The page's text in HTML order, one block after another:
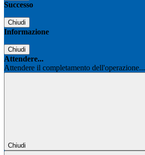
Successo
Chiudi
Informazione
Chiudi
Attendere...
Attendere il completamento dell'operazione...
Chiudi